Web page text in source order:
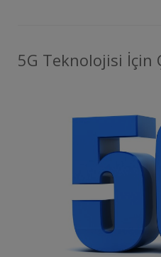
5G Teknolojisi İçin